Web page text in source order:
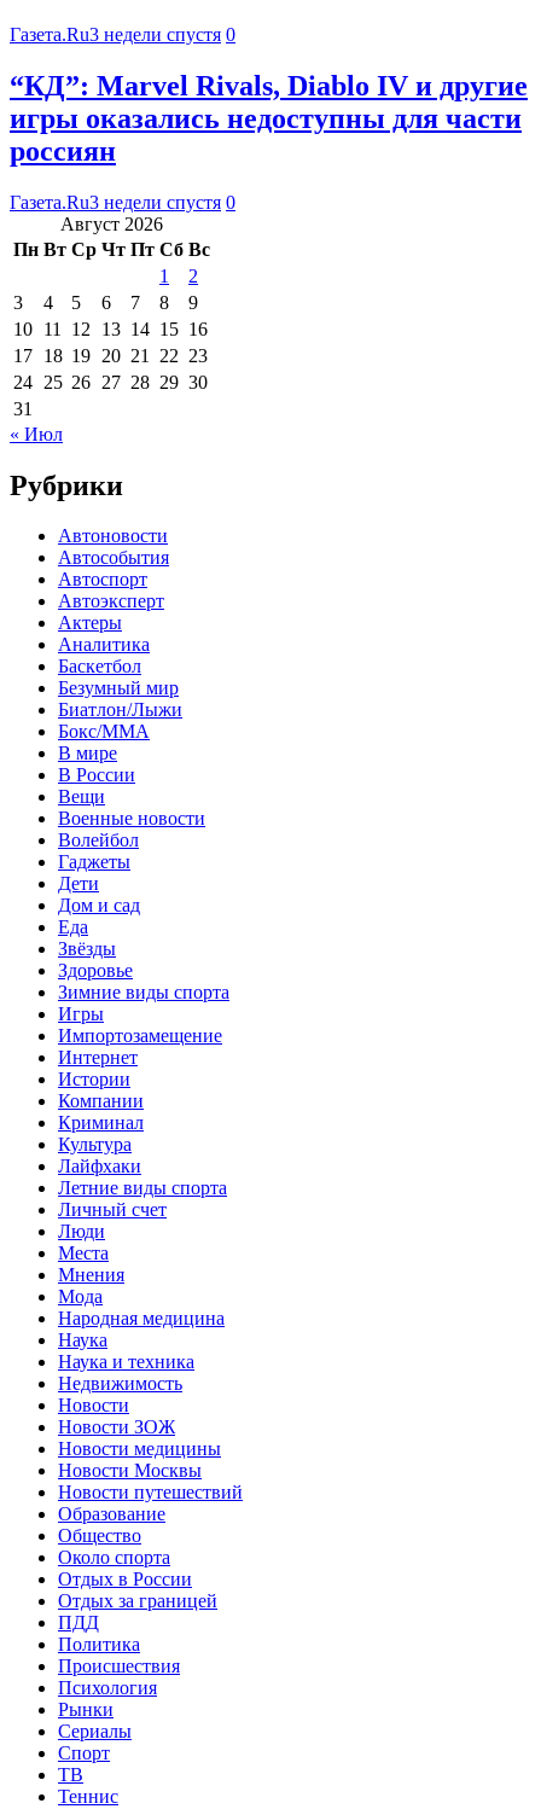
Газета.Ru3 недели спустя 0
“КД”: Marvel Rivals, Diablo IV и другие
игры оказались недоступны для части
россиян
Газета.Ru3 недели спустя 0
Август 2026
Пн Вт Ср Чт Пт Сб Вс
1
2
3
4 5 6 7 8
9
10 11 12 13 14 15 16
17 18 19 20 21 22 23
24 25 26 27 28 29 30
31
« Июл
Рубрики
Автоновости
Автособытия
Автоспорт
Автоэксперт
Актеры
Аналитика
Баскетбол
Безумный мир
Биатлон/Лыжи
Бокс/MMA
В мире
В России
Вещи
Военные новости
Волейбол
Гаджеты
Дети
Дом и сад
Еда
Звёзды
Здоровье
Зимние виды спорта
Игры
Импортозамещение
Интернет
Истории
Компании
Криминал
Культура
Лайфхаки
Летние виды спорта
Личный счет
Люди
Места
Мнения
Мода
Народная медицина
Наука
Наука и техника
Недвижимость
Новости
Новости ЗОЖ
Новости медицины
Новости Москвы
Новости путешествий
Образование
Общество
Около спорта
Отдых в России
Отдых за границей
ПДД
Политика
Происшествия
Психология
Рынки
Сериалы
Спорт
ТВ
Теннис